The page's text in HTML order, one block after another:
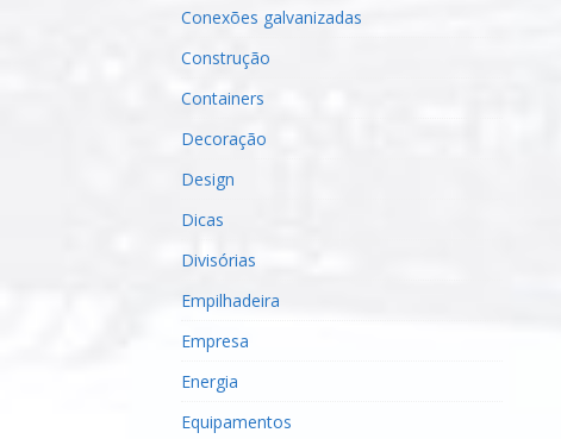
Conexões galvanizadas
Construção
Containers
Decoração
Design
Dicas
Divisórias
Empilhadeira
Empresa
Energia
Equipamentos